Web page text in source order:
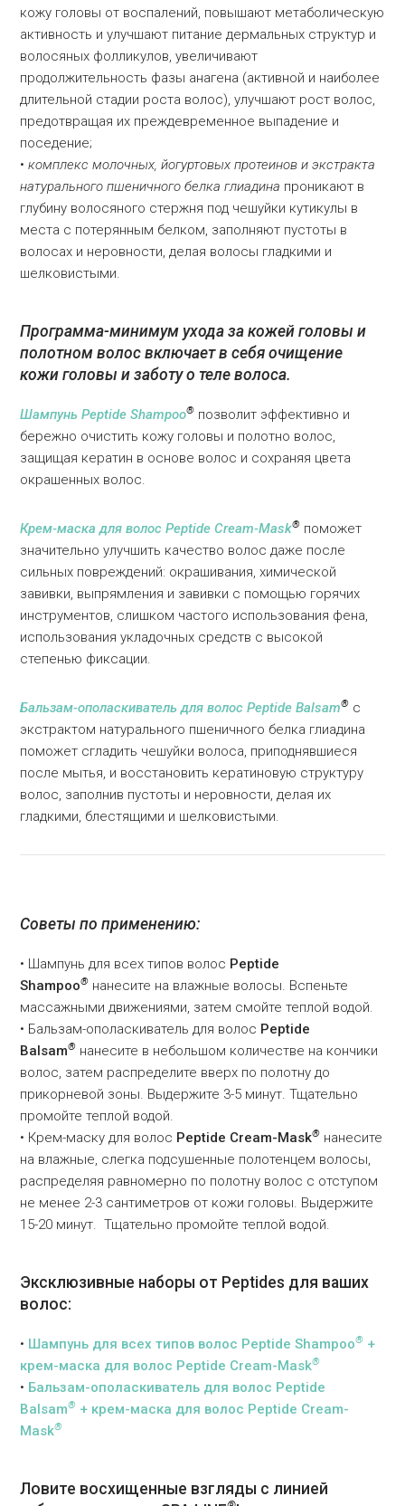
кожу головы от воспалений, повышают метаболическую
активность и улучшают питание дермальных структур и
волосяных фолликулов, увеличивают
продолжительность фазы анагена (активной и наиболее
длительной стадии роста волос), улучшают рост волос,
предотвращая их преждевременное выпадение и
поседение;
•комплекс молочных, йогуртовых протеинов и экстракта
натурального пшеничного белка глиадина проникают в
глубину волосяного стержня под чешуйки кутикулы в
места с потерянным белком, заполняют пустоты в
волосах и неровности, делая волосы гладкими и
шелковистыми.
Программа-минимум ухода за кожей головы и
полотном волос включает в себя очищение
кожи головы и заботу о теле волоса.
Шампунь Peptide Shampoo® позволит эффективно и
бережно очистить кожу головы и полотно волос,
защищая кератин в основе волос и сохраняя цвета
окрашенных волос.
Крем-маска для волос Peptide Cream-Mask® поможет
значительно улучшить качество волос даже после
сильных повреждений: окрашивания, химической
завивки, выпрямления и завивки с помощью горячих
инструментов, слишком частого использования фена,
использования укладочных средств с высокой
степенью фиксации.
Бальзам-ополаскиватель для волос Peptide Balsam® с
экстрактом натурального пшеничного белка глиадина
поможет сгладить чешуйки волоса, приподнявшиеся
после мытья, и восстановить кератиновую структуру
волос, заполнив пустоты и неровности, делая их
гладкими, блестящими и шелковистыми.
Советы по применению:
• Шампунь для всех типов волос Peptide
Shampoo® нанесите на влажные волосы. Вспеньте
массажными движениями, затем смойте теплой водой.
• Бальзам-ополаскиватель для волос Peptide
Balsam® нанесите в небольшом количестве на кончики
волос, затем распределите вверх по полотну до
прикорневой зоны. Выдержите 3-5 минут. Тщательно
промойте теплой водой.
• Крем-маску для волос Peptide Cream-Mask® нанесите
на влажные, слегка подсушенные полотенцем волосы,
распределяя равномерно по полотну волос с отступом
не менее 2-3 сантиметров от кожи головы. Выдержите
15-20 минут. Тщательно промойте теплой водой.
Эксклюзивные наборы от Peptides для ваших
волос:
• Шампунь для всех типов волос Peptide Shampoo® +
крем-маска для волос Peptide Cream-Mask®
• Бальзам-ополаскиватель для волос Peptide
Balsam® + крем-маска для волос Peptide Cream-
Mask®
Ловите восхищенные взгляды с линией